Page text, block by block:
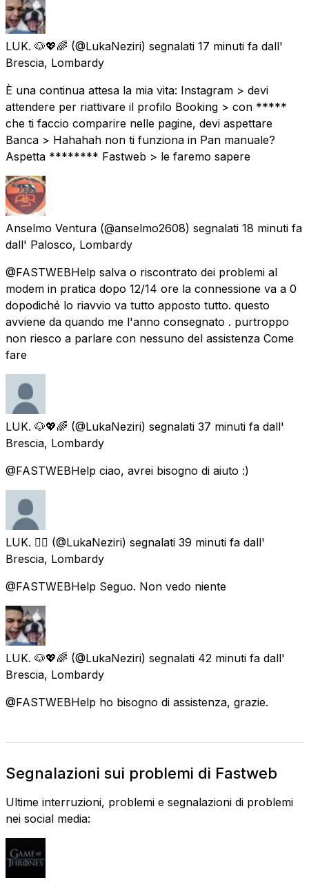
LUK. 🐶💖🌈 (@LukaNeziri) segnalati 17 minuti fa dall'
Brescia, Lombardy
È una continua attesa la mia vita: Instagram > devi
attendere per riattivare il profilo Booking > con *****
che ti faccio comparire nelle pagine, devi aspettare
Banca > Hahahah non ti funziona in Pan manuale?
Aspetta ******** Fastweb > le faremo sapere
Anselmo Ventura (@anselmo2608) segnalati 18 minuti fa
dall' Palosco, Lombardy
@FASTWEBHelp salva o riscontrato dei problemi al
modem in pratica dopo 12/14 ore la connessione va a 0
dopodiché lo riavvio va tutto apposto tutto. questo
avviene da quando me l'anno consegnato . purtroppo
non riesco a parlare con nessuno del assistenza Come
fare
LUK. 🐶💖🌈 (@LukaNeziri) segnalati 37 minuti fa dall'
Brescia, Lombardy
@FASTWEBHelp ciao, avrei bisogno di aiuto :)
LUK. 🏳️‍🌈 (@LukaNeziri) segnalati 39 minuti fa dall'
Brescia, Lombardy
@FASTWEBHelp Seguo. Non vedo niente
LUK. 🐶💖🌈 (@LukaNeziri) segnalati 42 minuti fa dall'
Brescia, Lombardy
@FASTWEBHelp ho bisogno di assistenza, grazie.
Segnalazioni sui problemi di Fastweb
Ultime interruzioni, problemi e segnalazioni di problemi
nei social media: